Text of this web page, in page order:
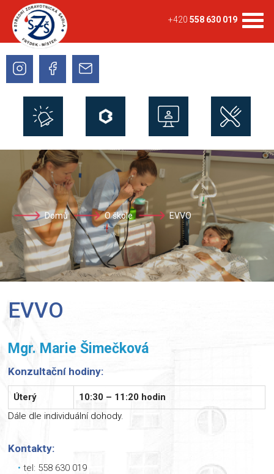
+420 558 630 019
Domů O škole EVVO
EVVO
Mgr. Marie Šimečková
Konzultační hodiny:
Úterý
10:30 – 11:20 hodin
Dále dle individuální dohody.
Kontakty:
tel: 558 630 019